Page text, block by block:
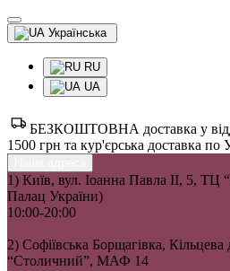
Українська
RU
UA
БЕЗКОШТОВНА доставка у
1500 грн та кур'єрська доставка по
1) Київ, вул. Іоанна Павла II, 5, ТЦ
Палац України)
10:00-20:00
2) Софіївська Борщагівка,
“Столичний”, МАФ 14